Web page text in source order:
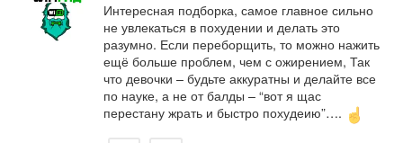
Интересная подборка, самое главное сильно
не увлекаться в похудении и делать это
разумно. Если переборщить, то можно нажить
ещё больше проблем, чем с ожирением, Так
что девочки – будьте аккуратны и делайте все
по науке, а не от балды – “вот я щас
перестану жрать и быстро похудеию”….